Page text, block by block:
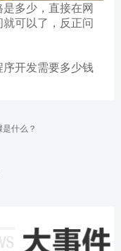
多少，直接在网
可以了，反正问
开发需要多少钱
什么？